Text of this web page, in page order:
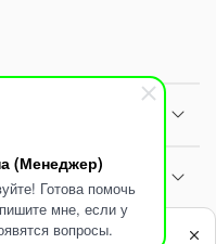
(Менеджер)
Готова помочь
мне, если у
вопросы. Политика
обработки